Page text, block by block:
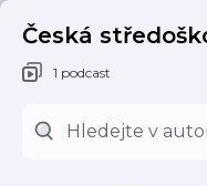
Česká
1 podcast